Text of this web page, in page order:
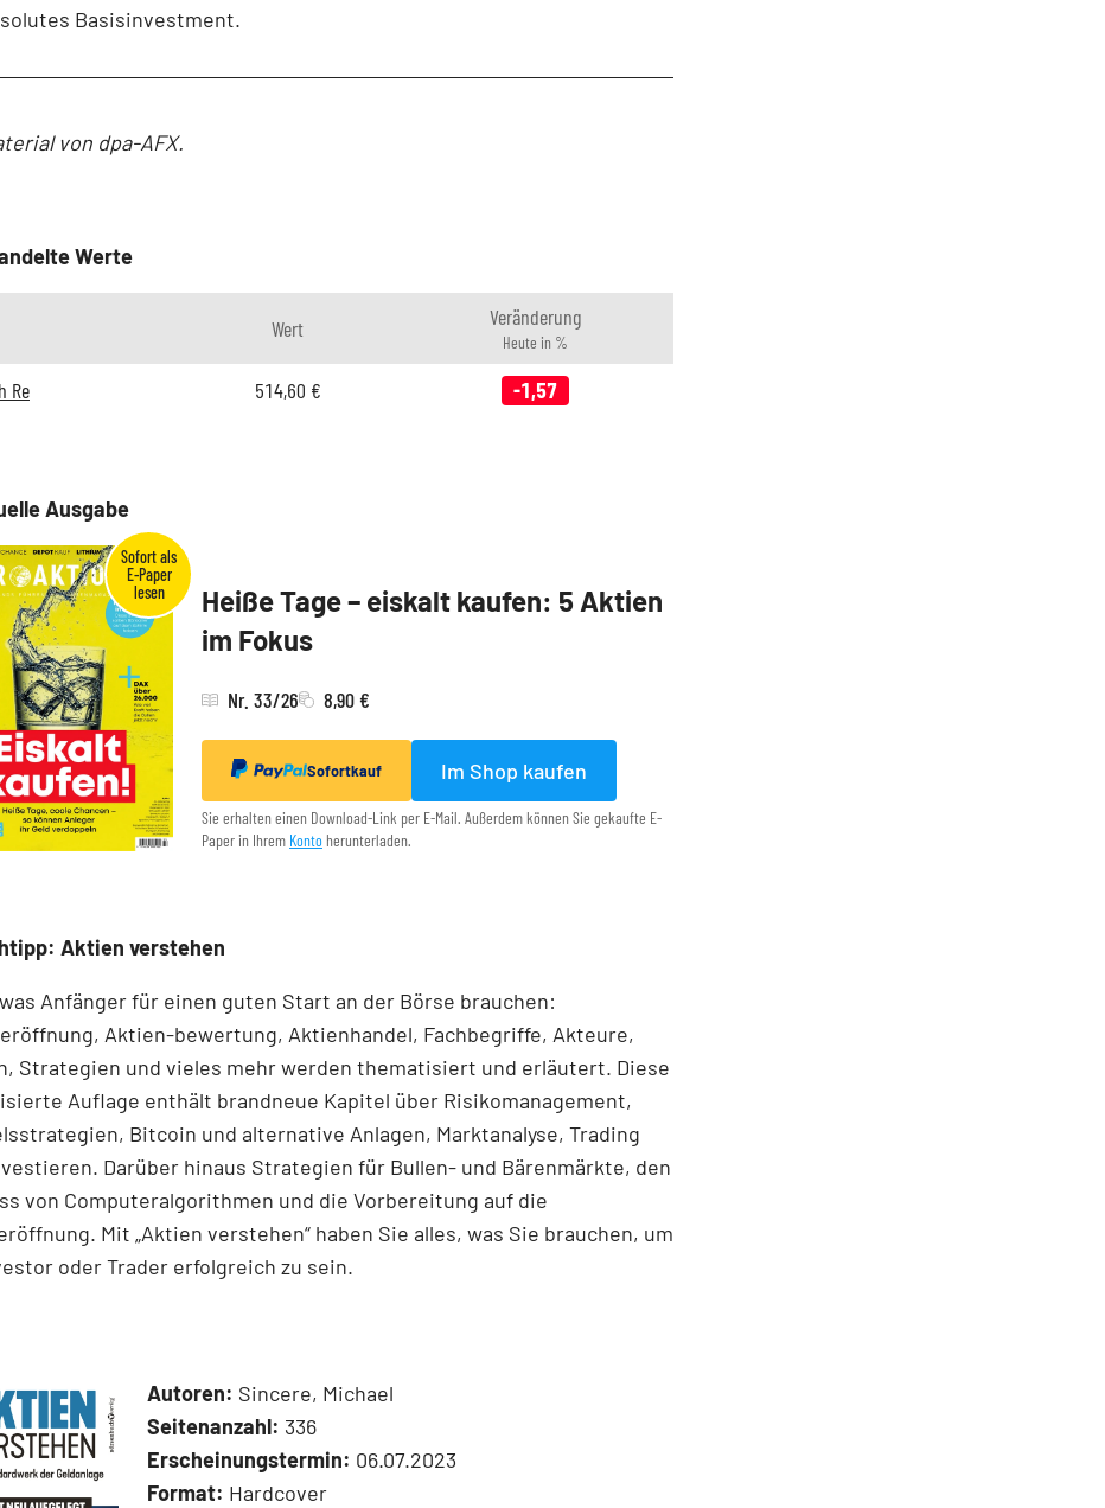
Basisinvestment.
von dpa-AFX.
Werte
Wert Veränderung
Heute in %
Re 514,60 € -1,57
Ausgabe
Heiße Tage – eiskalt kaufen: 5 Aktien
im Fokus
Nr. 33/26 8,90 €
Sofortkauf Im Shop kaufen
Sie erhalten einen Download-Link per E-Mail. Außerdem können Sie gekaufte E-
Paper in Ihrem Konto herunterladen.
Aktien verstehen
Anfänger für einen guten Start an der Börse brauchen:
Aktien-­bewertung, Aktienhandel, Fachbegriffe, Akteure,
Strategien und vieles mehr werden thematisiert und erläutert. Diese
Auflage enthält brandneue Kapitel über Risikomanagement,
Bitcoin und alternative Anlagen, Marktanalyse, Trading
Darüber hinaus Strategien für Bullen- und Bärenmärkte, den
von ­Computeralgorithmen und die Vorbereitung auf die
Mit „Aktien verstehen“ haben Sie alles, was Sie brauchen, um
oder Trader erfolgreich zu sein.
Autoren: Sincere, Michael
Seitenanzahl: 336
Erscheinungstermin: 06.07.2023
Format: Hardcover